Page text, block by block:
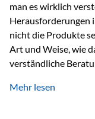
man es wirklich
Herausforderungen
nicht die Produkte
Art und Weise, wie
verständliche
fünf zentrale
Mehr lesen